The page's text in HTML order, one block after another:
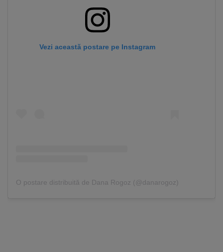
Vezi această postare pe Instagram
O postare distribuită de Dana Rogoz (@danarogoz)